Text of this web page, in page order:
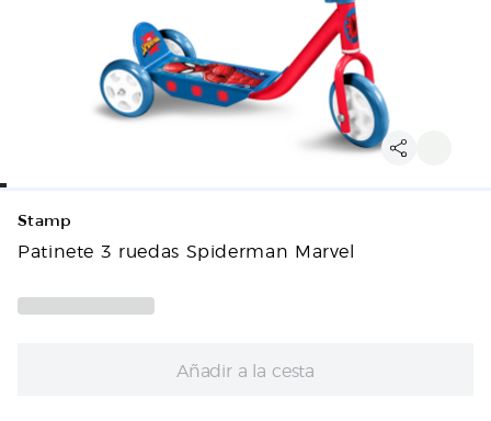
Stamp
Patinete 3 ruedas Spiderman Marvel
Añadir a la cesta